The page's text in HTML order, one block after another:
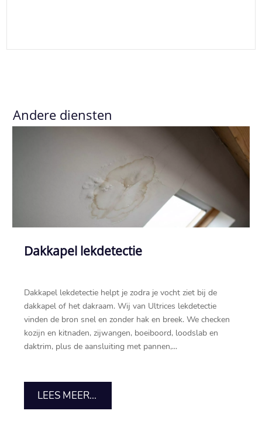
Andere diensten
Dakkapel lekdetectie
Dakkapel lekdetectie helpt je zodra je vocht ziet bij de
dakkapel of het dakraam.​ Wij van Ultrices lekdetectie
vinden de bron snel en zonder hak en breek.​ We checken
kozijn en kitnaden, zijwangen, boeiboord, loodslab en
daktrim, plus de aansluiting met pannen,...
LEES MEER...